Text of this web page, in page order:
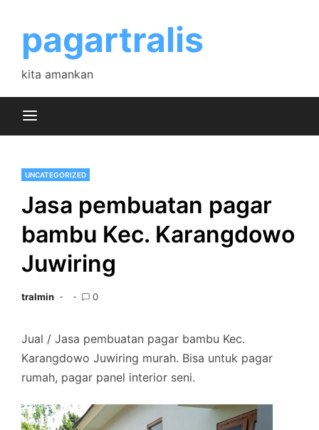
contentpagartralis
kita amankan
UNCATEGORIZED
Jasa pembuatan pagar
bambu Kec. Karangdowo
Juwiring
tralmin 0
Jual / Jasa pembuatan pagar bambu Kec.
Karangdowo Juwiring murah. Bisa untuk pagar
rumah, pagar panel interior seni.